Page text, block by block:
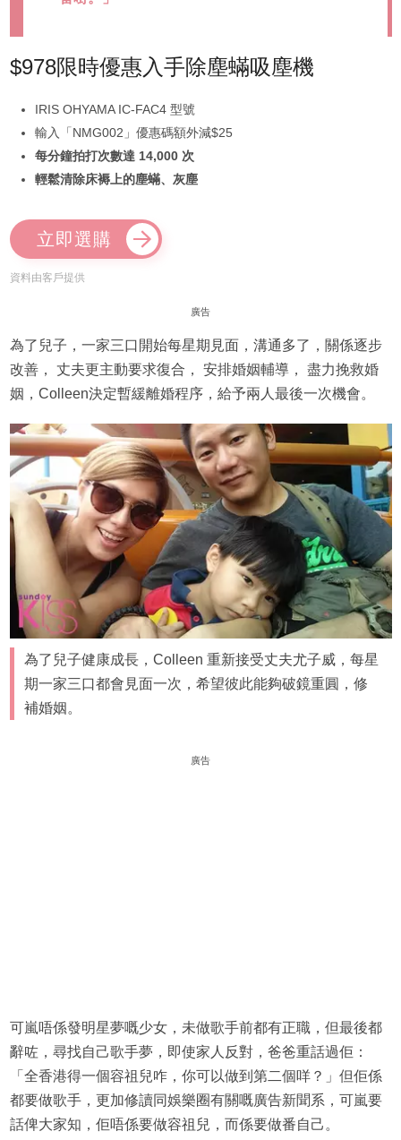
$978限時優惠入手除塵蟎吸塵機
IRIS OHYAMA IC-FAC4 型號
輸入「NMG002」優惠碼額外減$25
每分鐘拍打次數達 14,000 次
輕鬆清除床褥上的塵蟎、灰塵
立即選購
資料由客戶提供
廣告
為了兒子，一家三口開始每星期見面，溝通多了，關係逐步
改善， 丈夫更主動要求復合， 安排婚姻輔導， 盡力挽救婚
姻，Colleen決定暫緩離婚程序，給予兩人最後一次機會。
為了兒子健康成長，Colleen 重新接受丈夫尤子威，每星
期一家三口都會見面一次，希望彼此能夠破鏡重圓，修
補婚姻。
廣告
可嵐唔係發明星夢嘅少女，未做歌手前都有正職，但最後都
辭咗，尋找自己歌手夢，即使家人反對，爸爸重話過佢：
「全香港得一個容祖兒咋，你可以做到第二個咩？」但佢係
都要做歌手，更加修讀同娛樂圈有關嘅廣告新聞系，可嵐要
話俾大家知，佢唔係要做容祖兒，而係要做番自己。